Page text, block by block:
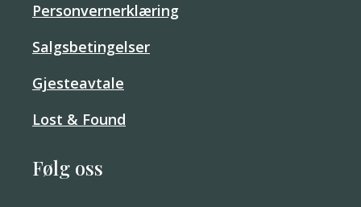
Personvernerklæring
Salgsbetingelser
Gjesteavtale
Lost & Found
Følg oss